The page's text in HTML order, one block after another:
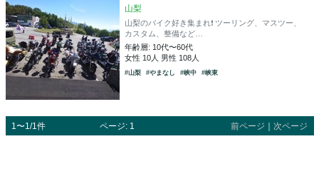
山梨
山梨のバイク好き集まれ❗️ ツーリング、マスツー、
カスタム、整備など…
年齢層: 10代〜60代
女性 10人 男性 108人
#山梨 #やまなし #峡中 #峡東
1〜1/1件 ページ: 1 前ページ ｜ 次ページ